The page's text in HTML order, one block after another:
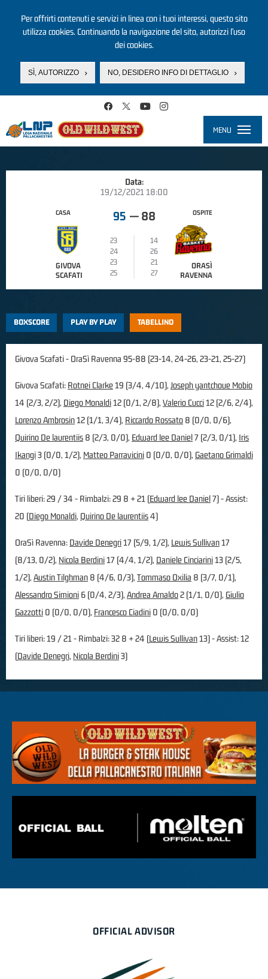
Per offrirti contenuti e servizi in linea con i tuoi interessi, questo sito
utilizza cookies. Continuando la navigazione del sito, autorizzi l’uso
dei cookies.
SÌ, AUTORIZZO NO, DESIDERO INFO DI DETTAGLIO
MENU
Data:
19/12/2021 18:00
CASA
GIVOVA
SCAFATI
95 — 88
23
14
24
26
23
21
25
27
OSPITE
ORASÌ
RAVENNA
BOXSCORE PLAY BY PLAY TABELLINO
Givova Scafati - OraSì Ravenna 95-88 (23-14, 24-26, 23-21, 25-27)
Givova Scafati: Rotnei Clarke19 (3/4, 4/10), Joseph yantchoue Mobio
14 (2/3, 2/2), Diego Monaldi12 (0/1, 2/8), Valerio Cucci12 (2/6, 2/4),
Lorenzo Ambrosin12 (1/1, 3/4), Riccardo Rossato 8 (0/0, 0/6),
Quirino De laurentiis 8 (2/3, 0/0), Edward lee Daniel7 (2/3, 0/1), Iris
Ikangi3 (0/0, 1/2), Matteo Parravicini 0 (0/0, 0/0), Gaetano Grimaldi
0 (0/0, 0/0)
Tiri liberi: 29 / 34 - Rimbalzi: 29 8 + 21 (Edward lee Daniel7) - Assist:
20 (Diego Monaldi, Quirino De laurentiis4)
OraSì Ravenna: Davide Denegri17 (5/9, 1/2), Lewis Sullivan17
(8/13, 0/2), Nicola Berdini17 (4/4, 1/2), Daniele Cinciarini13 (2/5,
1/2), Austin Tilghman 8 (4/6, 0/3), Tommaso Oxilia 8 (3/7, 0/1),
Alessandro Simioni 6 (0/4, 2/3), Andrea Arnaldo2 (1/1, 0/0), Giulio
Gazzotti 0 (0/0, 0/0), Francesco Ciadini 0 (0/0, 0/0)
Tiri liberi: 19 / 21 - Rimbalzi: 32 8 + 24 (Lewis Sullivan13) - Assist: 12
(Davide Denegri, Nicola Berdini3)
OFFICIAL ADVISOR